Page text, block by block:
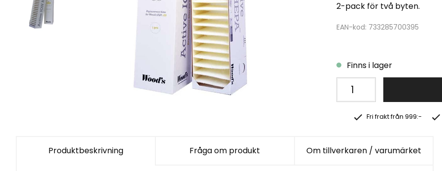
2-pack för två byten.
EAN-kod: 733285700395
Finns i lager
Fri frakt från 999:-
Produktbeskrivning Fråga om produkt Om tillverkaren / varumärket